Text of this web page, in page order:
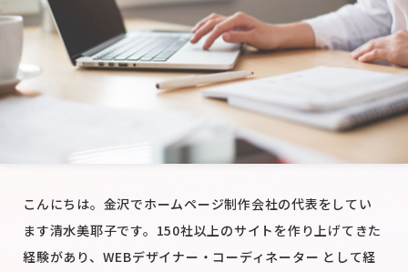
こんにちは。金沢でホームページ制作会社の代表をしてい
ます清水美耶子です。150社以上のサイトを作り上げてきた
経験があり、WEBデザイナー・コーディネーター として経